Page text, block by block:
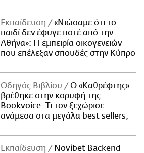
Εκπαίδευση
«Νιώσαμε ότι το
παιδί δεν έφυγε ποτέ από την
Αθήνα»: Η εμπειρία οικογενειών
που επέλεξαν σπουδές στην Κύπρο
Οδηγός Βιβλίου
Ο «Καθρέφτης»
βρέθηκε στην κορυφή της
Bookvoice. Τι τον ξεχώρισε
ανάμεσα στα μεγάλα best sellers;
Εκπαίδευση
Novibet Backend